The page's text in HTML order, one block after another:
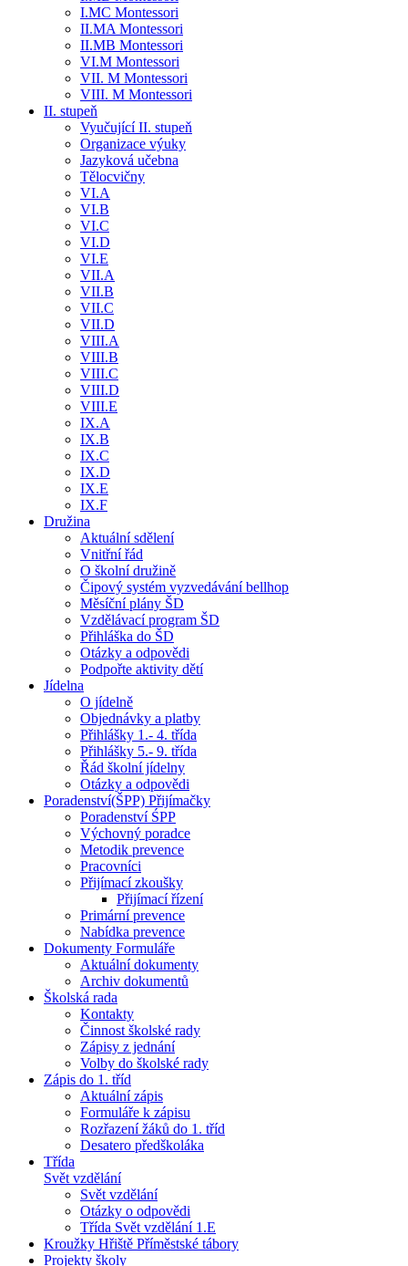
I.MC Montessori
II.MA Montessori
II.MB Montessori
VI.M Montessori
VII. M Montessori
VIII. M Montessori
II. stupeň
Vyučující II. stupeň
Organizace výuky
Jazyková učebna
Tělocvičny
VI.A
VI.B
VI.C
VI.D
VI.E
VII.A
VII.B
VII.C
VII.D
VIII.A
VIII.B
VIII.C
VIII.D
VIII.E
IX.A
IX.B
IX.C
IX.D
IX.E
IX.F
Družina
Aktuální sdělení
Vnitřní řád
O školní družině
Čipový systém vyzvedávání bellhop
Měsíční plány ŠD
Vzdělávací program ŠD
Přihláška do ŠD
Otázky a odpovědi
Podpořte aktivity dětí
Jídelna
O jídelně
Objednávky a platby
Přihlášky 1.- 4. třída
Přihlášky 5.- 9. třída
Řád školní jídelny
Otázky a odpovědi
Poradenství(ŠPP) Přijímačky
Poradenství ŚPP
Výchovný poradce
Metodik prevence
Pracovníci
Přijímací zkoušky
Přijímací řízení
Primární prevence
Nabídka prevence
Dokumenty Formuláře
Aktuální dokumenty
Archiv dokumentů
Školská rada
Kontakty
Činnost školské rady
Zápisy z jednání
Volby do školské rady
Zápis do 1. tříd
Aktuální zápis
Formuláře k zápisu
Rozřazení žáků do 1. tříd
Desatero předškoláka
Třída
Svět vzdělání
Svět vzdělání
Otázky o odpovědi
Třída Svět vzdělání 1.E
Kroužky Hřiště Příměstské tábory
Projekty školy